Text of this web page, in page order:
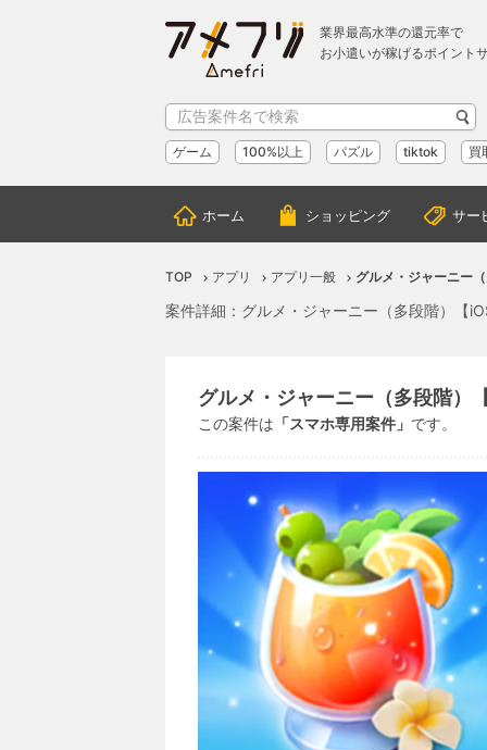
業界最高水準の還元率で
お小遣いが稼げるポイント
ゲーム 100%以上 パズル tiktok 買
ホーム ショッピング サー
TOP アプリ アプリ一般 グルメ・ジャーニー
案件詳細：グルメ・ジャーニー（多段階）【
グルメ・ジャーニー（多段階）
この案件は 「スマホ専用案件」 です。